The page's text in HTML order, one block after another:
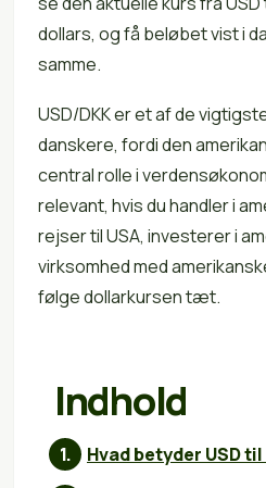
dollars, og få beløbet vist i
samme.
USD/DKK er et af de
danskere, fordi den
central rolle i
relevant, hvis du handler i
rejser til USA, investerer i
virksomhed med
følge dollarkursen tæt.
Indhold
Hvad betyder USD til